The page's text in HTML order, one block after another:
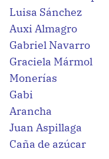
Luisa Sánchez
Auxi Almagro
Gabriel Navarro
Graciela Mármol
Monerías
Gabi
Arancha
Juan Aspillaga
Caña de azúcar